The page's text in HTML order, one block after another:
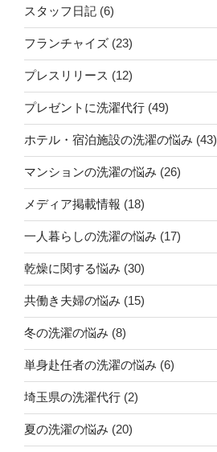
スタッフ日記 (6)
フランチャイズ (23)
プレスリリース (12)
プレゼントに洗濯代行 (49)
ホテル・宿泊施設の洗濯の悩み (43)
マンションの洗濯の悩み (26)
メディア掲載情報 (18)
一人暮らしの洗濯の悩み (17)
乾燥に関する悩み (30)
共働き夫婦の悩み (15)
冬の洗濯の悩み (8)
単身赴任者の洗濯の悩み (6)
埼玉県の洗濯代行 (2)
夏の洗濯の悩み (20)